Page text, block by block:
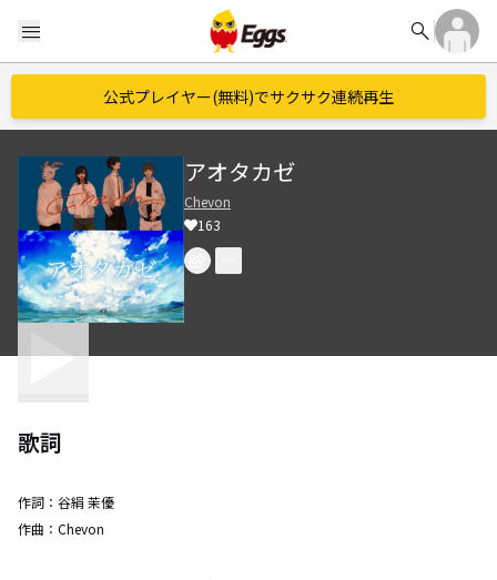
menu search
公式プレイヤー(無料)でサクサク連続再生
アオタカゼ
Chevon
163
歌詞
作詞： 谷絹 茉優
作曲： Chevon